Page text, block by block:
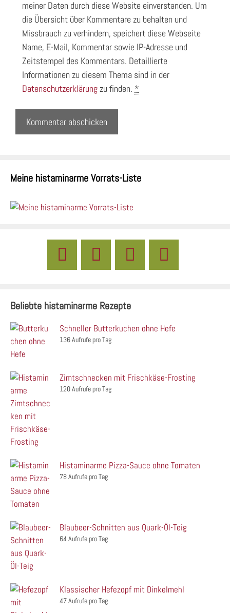
meiner Daten durch diese Website einverstanden. Um
die Übersicht über Kommentare zu behalten und
Missbrauch zu verhindern, speichert diese Webseite
Name, E-Mail, Kommentar sowie IP-Adresse und
Zeitstempel des Kommentars. Detaillierte
Informationen zu diesem Thema sind in der
Datenschutzerklärungzu finden. *
Meine histaminarme Vorrats-Liste
Beliebte histaminarme Rezepte
Schneller Butterkuchen ohne Hefe
136 Aufrufe pro Tag
Zimtschnecken mit Frischkäse-Frosting
120 Aufrufe pro Tag
Histaminarme Pizza-Sauce ohne Tomaten
78 Aufrufe pro Tag
Blaubeer-Schnitten aus Quark-Öl-Teig
64 Aufrufe pro Tag
Klassischer Hefezopf mit Dinkelmehl
47 Aufrufe pro Tag